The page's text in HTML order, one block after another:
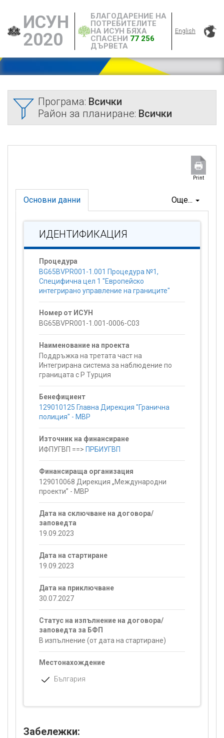
ИСУН
2020
БЛАГОДАРЕНИЕ НА
ПОТРЕБИТЕЛИТЕ
НА ИСУН БЯХА
СПАСЕНИ 77 256
ДЪРВЕТА
English
Програма: Всички
Район за планиране: Всички
Print
Още...
Основни данни
ИДЕНТИФИКАЦИЯ
Процедура
BG65BVPR001-1.001 Процедура №1,
Специфична цел 1 "Европейско
интегрирано управление на границите"
Номер от ИСУН
BG65BVPR001-1.001-0006-C03
Наименование на проекта
Поддръжка на третата част на
Интегрирана система за наблюдение по
границата с Р Турция
Бенефициент
129010125 Главна Дирекция "Гранична
полиция" - МВР
Източник на финансиране
ИФПУГВП ==> ПРБИУГВП
Финансираща организация
129010068 Дирекция „Международни
проекти” - МВР
Дата на сключване на договора/
заповедта
19.09.2023
Дата на стартиране
19.09.2023
Дата на приключване
30.07.2027
Статус на изпълнение на договора/
заповедта за БФП
В изпълнение (от дата на стартиране)
Местонахождение
България
Забележки: